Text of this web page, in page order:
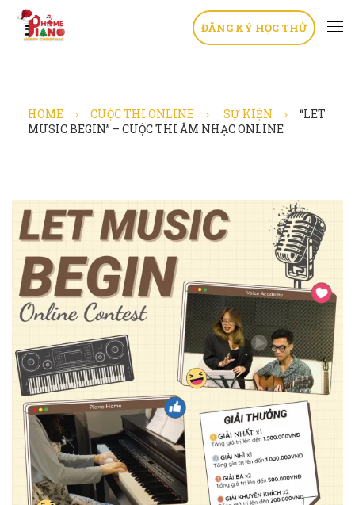
ĐĂNG KÝ HỌC THỬ
HOME CUỘC THI ONLINE SỰ KIỆN
“LET
MUSIC BEGIN” – CUỘC THI ÂM NHẠC ONLINE